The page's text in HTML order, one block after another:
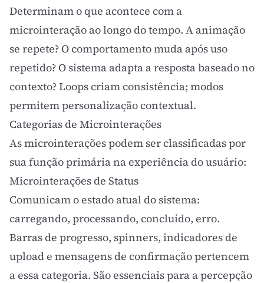
Determinam o que acontece com a
microinteração ao longo do tempo. A animação
se repete? O comportamento muda após uso
repetido? O sistema adapta a resposta baseado no
contexto? Loops criam consistência; modos
permitem personalização contextual.
Categorias de Microinterações
As microinterações podem ser classificadas por
sua função primária na experiência do usuário:
Microinterações de Status
Comunicam o estado atual do sistema:
carregando, processando, concluído, erro.
Barras de progresso, spinners, indicadores de
upload e mensagens de confirmação pertencem
a essa categoria. São essenciais para a percepção